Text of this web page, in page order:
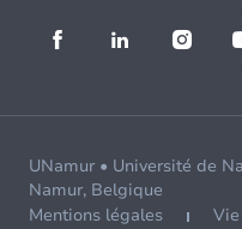
UNamur • Université de
Namur, Belgique
Mentions légales